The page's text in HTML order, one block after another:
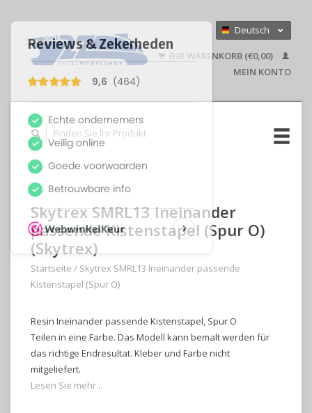
Deutsch
English
IHR WARENKORB (€0,00)
MEIN KONTO
Skytrex SMRL13 Ineinander
passende Kistenstapel (Spur O)
(Skytrex)
Startseite / Skytrex SMRL13 Ineinander passende
Kistenstapel (Spur O)
Resin Ineinander passende Kistenstapel, Spur O
Teilen in eine Farbe. Das Modell kann bemalt werden für
das richtige Endresultat. Kleber und Farbe nicht
mitgeliefert.
Lesen Sie mehr...